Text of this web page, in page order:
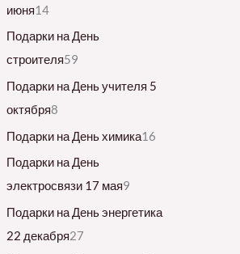
июня14
Подарки на День
строителя59
Подарки на День учителя 5
октября8
Подарки на День химика16
Подарки на День
электросвязи 17 мая9
Подарки на День энергетика
22 декабря27